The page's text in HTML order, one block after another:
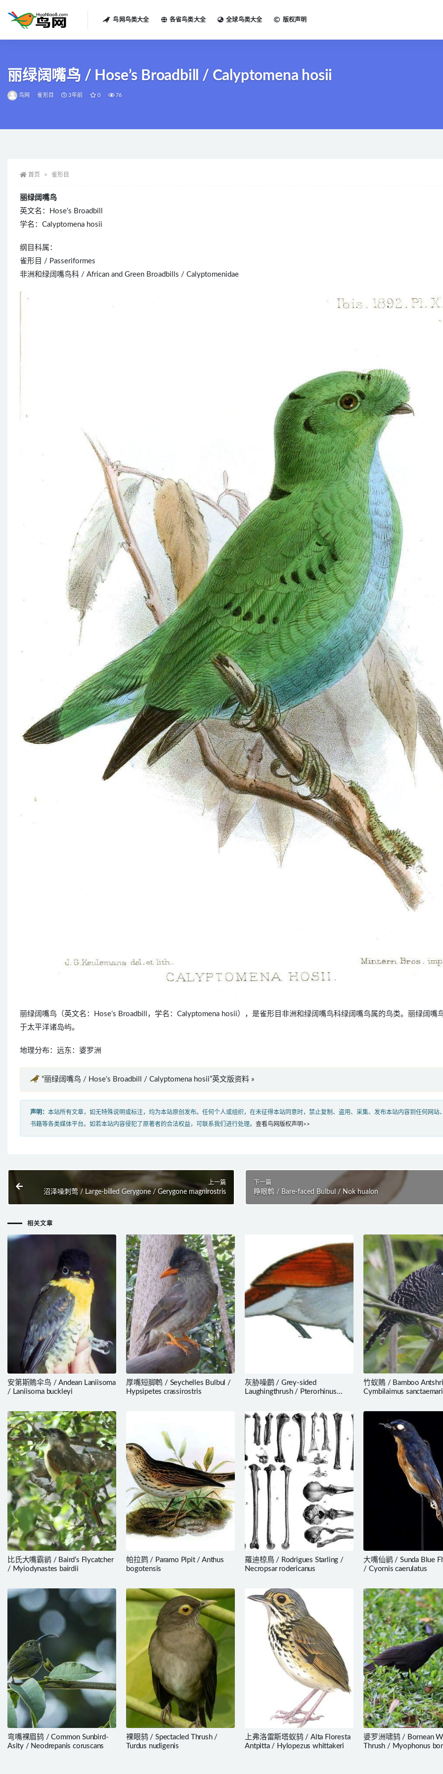
鸟网鸟类大全 各省鸟类大全 全球鸟类大全 版权声明
丽绿阔嘴鸟 / Hose’s Broadbill / Calyptomena hosii
鸟网 雀形目 3年前 0 76
首页 雀形目
丽绿阔嘴鸟
英文名：Hose’s Broadbill
学名：Calyptomena hosii
纲目科属：
雀形目 / Passeriformes
非洲和绿阔嘴鸟科 / African and Green Broadbills / Calyptomenidae
丽绿阔嘴鸟（英文名：Hose’s Broadbill，学名：Calyptomena hosii），是雀形目非洲和绿阔嘴鸟科绿阔嘴鸟属的鸟类。丽绿阔嘴
于太平洋诸岛屿。
地理分布：远东：婆罗洲
“丽绿阔嘴鸟 / Hose’s Broadbill / Calyptomena hosii”英文版资料 »
声明： 本站所有文章，如无特殊说明或标注，均为本站原创发布。任何个人或组织，在未征得本站同意时，禁止复制、盗用、采集、发布本站内容到任何网站
书籍等各类媒体平台。如若本站内容侵犯了原著者的合法权益，可联系我们进行处理。 查看鸟网版权声明>>
上一篇
沼泽噪刺莺 / Large-billed Gerygone / Gerygone magnirostris
下一篇
睁眼鹎 / Bare-faced Bulbul / Nok hualon
相关文章
安第斯鵙伞鸟 / Andean Laniisoma
/ Laniisoma buckleyi
厚嘴短脚鹎 / Seychelles Bulbul /
Hypsipetes crassirostris
灰胁噪鹛 / Grey-sided
Laughingthrush / Pterorhinus
竹蚁鵙 / Bamboo
Cymbilaimus
比氏大嘴霸鹟 / Baird’s Flycatcher
/ Myiodynastes bairdii
帕拉鹨 / Paramo Pipit / Anthus
bogotensis
羅迪椋鳥 / Rodrigues Starling /
Necropsar rodericanus
大嘴仙鹟 / Sunda Blue
/ Cyornis caerulatus
弯嘴裸眉鸫 / Common Sunbird-
Asity / Neodrepanis coruscans
裸眼鸫 / Spectacled Thrush /
Turdus nudigenis
上弗洛雷斯塔蚁鸫 / Alta Floresta
Antpitta / Hylopezus whittakeri
婆罗洲啸鸫 / Bornean
Thrush / Myophonus